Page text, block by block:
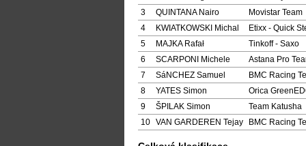
3
QUINTANA Nairo
Movistar Team
4
KWIATKOWSKI Michal
Etixx - Quick
5
MAJKA Rafał
Tinkoff - Saxo
6
SCARPONI Michele
Astana Pro
7
SáNCHEZ Samuel
BMC Racing
8
YATES Simon
Orica
9
ŠPILAK Simon
Team Katusha
10 VAN GARDEREN Tejay BMC Racing